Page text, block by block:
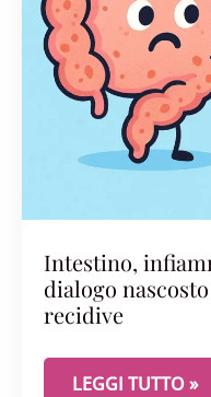
Intestino,
dialogo
recidive
INTESTINO,
LEGGI TUTTO »